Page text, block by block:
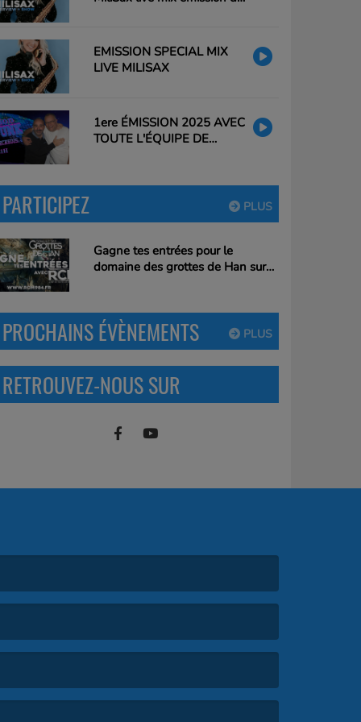
EMISSION SPECIAL MIX
LIVE MILISAX
1ere ÉMISSION 2025 AVEC
TOUTE L'ÉQUIPE DE
PLUS
PARTICIPEZ
Gagne tes entrées pour le
domaine des grottes de Han sur
PLUS
PROCHAINS ÉVÈNEMENTS
RETROUVEZ-NOUS SUR